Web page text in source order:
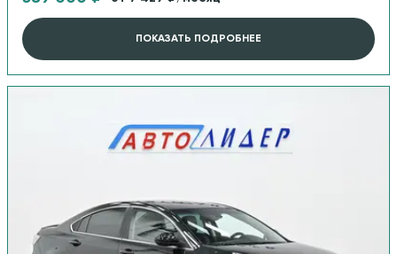
ПОКАЗАТЬ ПОДРОБНЕЕ